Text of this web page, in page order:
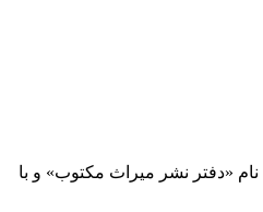
با نام «دفتر نشر میراث مكتوب» و با